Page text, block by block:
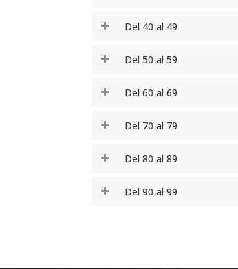
Del 40 al 49
Del 50 al 59
Del 60 al 69
Del 70 al 79
Del 80 al 89
Del 90 al 99